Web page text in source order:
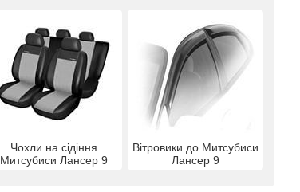
Чохли на сідіння
Митсубиси Лансер 9
Вітровики до Митсубиси
Лансер 9